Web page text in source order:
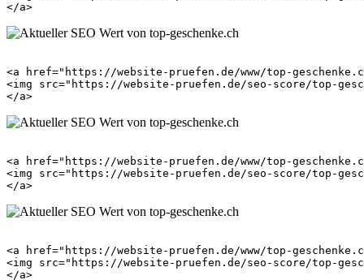
<a href="https://website-pruefen.de/www/top-
<img src="https://website-pruefen.de/seo-score/top-
<a href="https://website-pruefen.de/www/top-
<img src="https://website-pruefen.de/seo-score/top-
<a href="https://website-pruefen.de/www/top-
<img src="https://website-pruefen.de/seo-score/top-